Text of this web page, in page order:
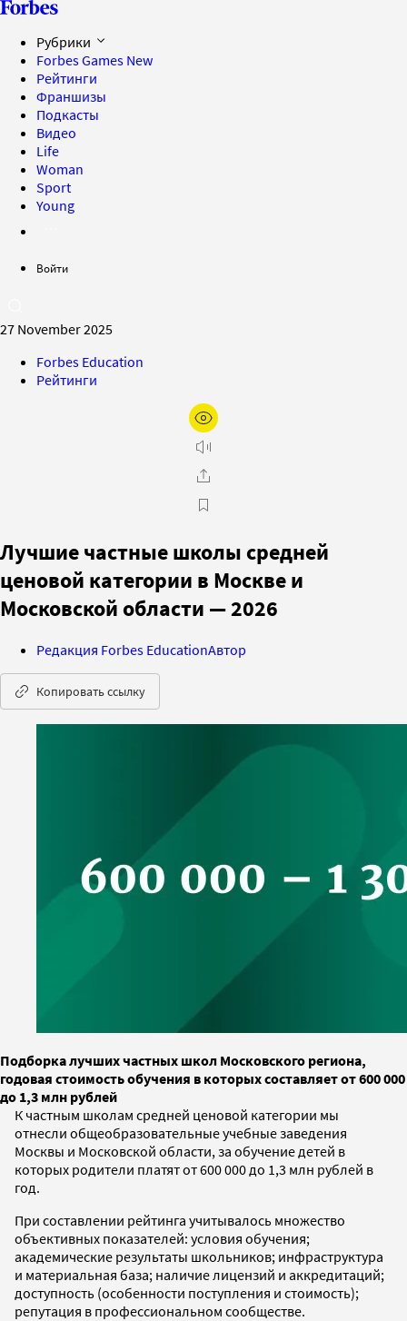
Рубрики
Forbes Games New
Рейтинги
Франшизы
Подкасты
Видео
Life
Woman
Sport
Young
Войти
27 November 2025
Forbes Education
Рейтинги
Лучшие частные школы средней
ценовой категории в Москве и
Московской области — 2026
Редакция Forbes EducationАвтор
Копировать ссылку
Подборка лучших частных школ Московского региона,
годовая стоимость обучения в которых составляет от 600 000
до 1,3 млн рублей
К частным школам средней ценовой категории мы
отнесли общеобразовательные учебные заведения
Москвы и Московской области, за обучение детей в
которых родители платят от 600 000 до 1,3 млн рублей в
год.
При составлении рейтинга учитывалось множество
объективных показателей: условия обучения;
академические результаты школьников; инфраструктура
и материальная база; наличие лицензий и аккредитаций;
доступность (особенности поступления и стоимость);
репутация в профессиональном сообществе.